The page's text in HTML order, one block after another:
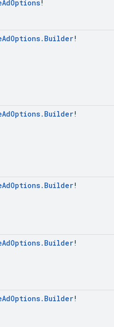
AdOptions!
AdOptions. Builder!
AdOptions. Builder!
AdOptions. Builder!
AdOptions. Builder!
AdOptions. Builder!